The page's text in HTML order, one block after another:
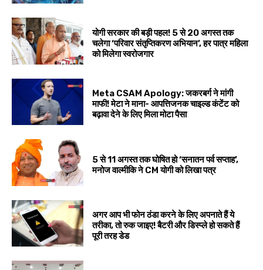
योगी सरकार की बड़ी पहल! 5 से 20 अगस्त तक
चलेगा ‘परिवार संतृप्तिकरण अभियान’, हर पात्र महिला
को मिलेगा स्वरोजगार
Meta CSAM Apology: जकरबर्ग ने मांगी
माफी! मेटा ने माना- आपत्तिजनक चाइल्ड कंटेंट को
बढ़ावा देने के लिए मिला मोटा पैसा
5 से 11 अगस्त तक घोषित हो ‘सनातन पर्व सप्ताह’,
मनोज वाल्मीकि ने CM योगी को लिखा पत्र
अगर आप भी फोन ठंडा करने के लिए अपनाते हैं ये
तरीका, तो रुक जाइए! बैटरी और डिस्प्ले हो सकते हैं
पूरी तरह डेड